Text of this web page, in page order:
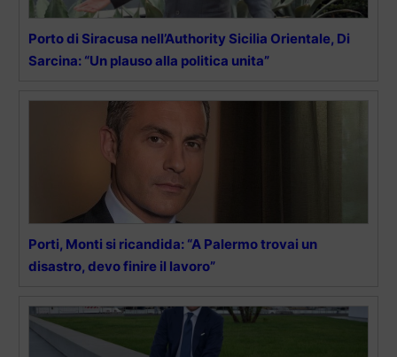
Porto di Siracusa nell’Authority Sicilia Orientale, Di
Sarcina: “Un plauso alla politica unita”
Porti, Monti si ricandida: “A Palermo trovai un
disastro, devo finire il lavoro”